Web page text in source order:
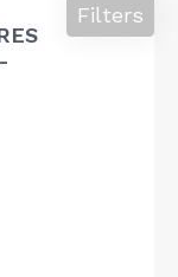
Filters